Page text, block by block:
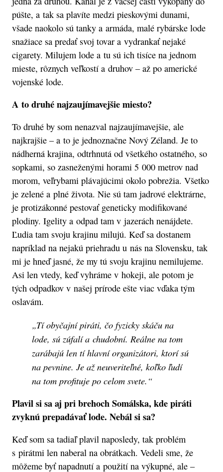
púšte, a tak sa plavíte medzi pieskovými dunami,
všade naokolo sú tanky a armáda, malé rybárske lode
snažiace sa predať svoj tovar a vydrankať nejaké
cigarety. Milujem lode a tu sú ich tisíce na jednom
mieste, rôznych veľkostí a druhov – až po americké
vojenské lode.
A to druhé najzaujímavejšie miesto?
To druhé by som nenazval najzaujímavejšie, ale
najkrajšie – a to je jednoznačne Nový Zéland. Je to
nádherná krajina, odtrhnutá od všetkého ostatného, so
sopkami, so zasneženými horami 5 000 metrov nad
morom, veľrybami plávajúcimi okolo pobrežia. Všetko
je zelené a plné života. Nie sú tam jadrové elektrárne,
je protizákonné pestovať geneticky modifikované
plodiny. Igelity a odpad tam v jazerách nenájdete.
Ľudia tam svoju krajinu milujú. Keď sa dostanem
napríklad na nejakú priehradu u nás na Slovensku, tak
mi je hneď jasné, že my tú svoju krajinu nemilujeme.
Asi len vtedy, keď vyhráme v hokeji, ale potom je
tých odpadkov v našej prírode ešte viac vďaka tým
oslavám.
„Tí obyčajní piráti, čo fyzicky skáču na
lode, sú zúfalí a chudobní. Reálne na tom
zarábajú len tí hlavní organizátori, ktorí sú
na pevnine. Je až neuveriteľné, koľko ľudí
na tom profituje po celom svete.“
Plavil si sa aj pri brehoch Somálska, kde piráti
zvyknú prepadávať lode. Nebál si sa?
Keď som sa tadiaľ plavil naposledy, tak problém
s pirátmi len naberal na obrátkach. Vedeli sme, že
môžeme byť napadnutí a použití na výkupné, ale –